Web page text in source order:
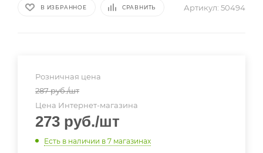
В ИЗБРАННОЕ СРАВНИТЬ Артикул: 50494
Розничная цена
287руб./шт
Цена Интернет-магазина
273 руб./шт
Есть в наличии в 7 магазинах